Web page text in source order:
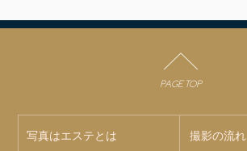
PAGE TOP
写真はエステとは 撮影の流れ